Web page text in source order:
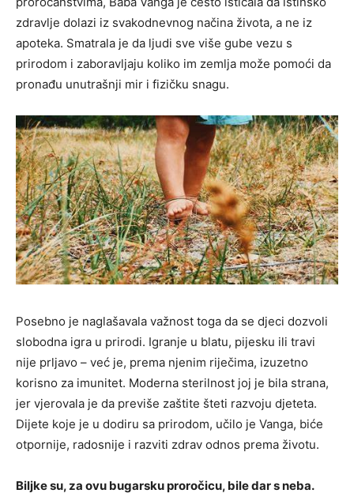
zdravlje dolazi iz svakodnevnog načina života, a ne iz
apoteka. Smatrala je da ljudi sve više gube vezu s
prirodom i zaboravljaju koliko im zemlja može pomoći da
pronađu unutrašnji mir i fizičku snagu.
Posebno je naglašavala važnost toga da se djeci dozvoli
slobodna igra u prirodi. Igranje u blatu, pijesku ili travi
nije prljavo – već je, prema njenim riječima, izuzetno
korisno za imunitet. Moderna sterilnost joj je bila strana,
jer vjerovala je da previše zaštite šteti razvoju djeteta.
Dijete koje je u dodiru sa prirodom, učilo je Vanga, biće
otpornije, radosnije i razviti zdrav odnos prema životu.
Biljke su, za ovu bugarsku proročicu, bile dar s neba.